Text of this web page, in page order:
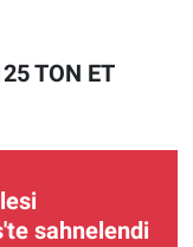
TON ET
sahnelendi